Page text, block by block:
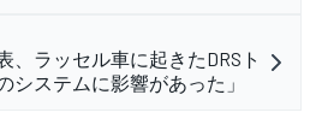
、ラッセル車に起きたDRSト
システムに影響があった」